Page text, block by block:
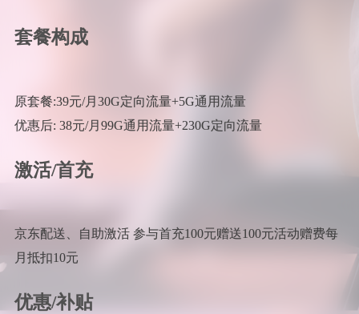
套餐构成
原套餐:39元/月30G定向流量+5G通用流量
优惠后: 38元/月99G通用流量+230G定向流量
激活/首充
京东配送、自助激活 参与首充100元赠送100元活动赠费每
月抵扣10元
优惠/补贴